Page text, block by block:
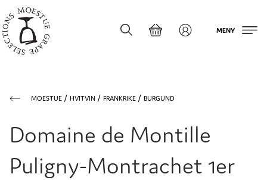
MENY
MOESTUE HVITVIN FRANKRIKE BURGUND
Domaine de Montille
Puligny-Montrachet 1er